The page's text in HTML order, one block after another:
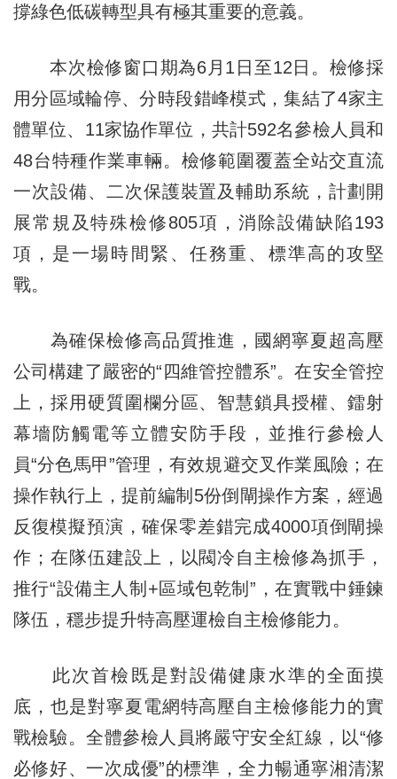
撐綠色低碳轉型具有極其重要的意義。
本次檢修窗口期為6月1日至12日。檢修採
用分區域輪停、分時段錯峰模式，集結了4家主
體單位、11家協作單位，共計592名參檢人員和
48台特種作業車輛。檢修範圍覆蓋全站交直流
一次設備、二次保護裝置及輔助系統，計劃開
展常規及特殊檢修805項，消除設備缺陷193
項，是一場時間緊、任務重、標準高的攻堅
戰。
為確保檢修高品質推進，國網寧夏超高壓
公司構建了嚴密的“四維管控體系”。在安全管控
上，採用硬質圍欄分區、智慧鎖具授權、鐳射
幕墻防觸電等立體安防手段，並推行參檢人
員“分色馬甲”管理，有效規避交叉作業風險；在
操作執行上，提前編制5份倒閘操作方案，經過
反復模擬預演，確保零差錯完成4000項倒閘操
作；在隊伍建設上，以閥冷自主檢修為抓手，
推行“設備主人制+區域包乾制”，在實戰中錘鍊
隊伍，穩步提升特高壓運檢自主檢修能力。
此次首檢既是對設備健康水準的全面摸
底，也是對寧夏電網特高壓自主檢修能力的實
戰檢驗。全體參檢人員將嚴守安全紅線，以“修
必修好、一次成優”的標準，全力暢通寧湘清潔